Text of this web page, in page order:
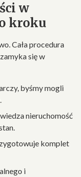
w
kroku
Cała procedura
się w
byśmy mogli
nieruchomość
komplet
i